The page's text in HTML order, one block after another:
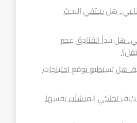
هل يختفي البحث
هل تبدأ الفنادق عصر
هل تستطيع توقع احتياجات
كيف تحاكي المنشآت نفسها